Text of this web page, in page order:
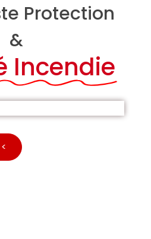
Protection
&
Incendie